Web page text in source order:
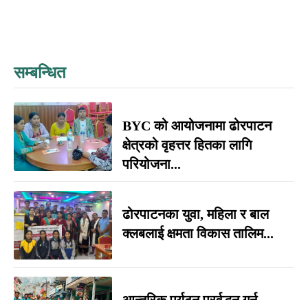
सम्बन्धित
BYC को आयोजनामा ढोरपाटन
क्षेत्रको वृहत्तर हितका लागि
परियोजना...
ढोरपाटनका युवा, महिला र बाल
क्लबलाई क्षमता विकास तालिम...